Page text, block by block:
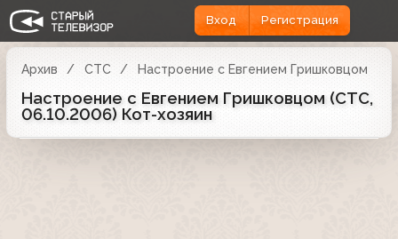
Вход Регистрация
Архив СТС Настроение с Евгением Гришковцом
Настроение с Евгением Гришковцом (СТС,
06.10.2006) Кот-хозяин